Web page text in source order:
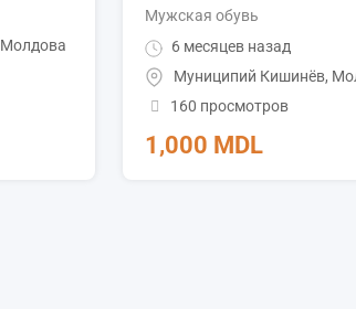
Молдова
Мужская обувь
6 месяцев назад
Муниципий Кишинёв,
160 просмотров
1,000 MDL